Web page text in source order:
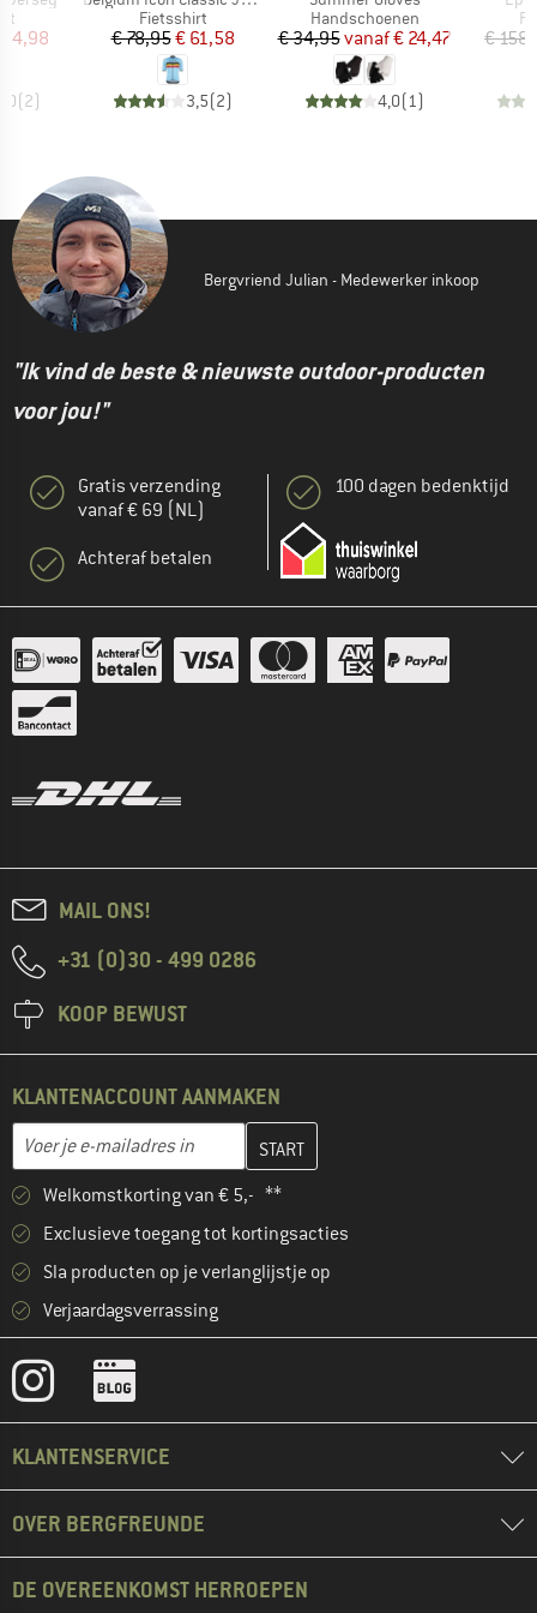
prijs
(2)
Productgroep
Fietsshirt
Prijs
€ 78,95Verlaagde prijs
€ 61,58
3,5(2)
Productgroep
Handschoenen
Prijs
€ 34,95 Verlaagde prijs
vanaf€ 24,47
4,0(1)
€
Bergvriend Julian - Medewerker inkoop
"Ik vind de beste & nieuwste outdoor-producten
voor jou!"
Gratis verzending
vanaf € 69 (NL)
Achteraf betalen
100 dagen bedenktijd
MAIL ONS!
+31 (0)30 - 499 0286
KOOP BEWUST
KLANTENACCOUNT AANMAKEN
E-mailadres
Vul je e-mailadres hier in en maak in de volgende stap je
Welkomstkorting van € 5,- **
Exclusieve toegang tot kortingsacties
Sla producten op je verlanglijstje op
Verjaardagsverrassing
KLANTENSERVICE
OVER BERGFREUNDE
DE OVEREENKOMST HERROEPEN